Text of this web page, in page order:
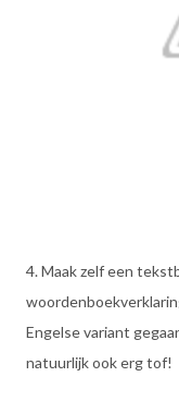
4. Maak zelf een
Engelse variant
natuurlijk ook erg tof!